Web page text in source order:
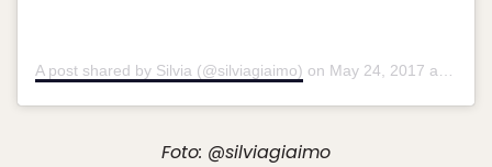
A post shared by Silvia (@silviagiaimo) on May 24, 2017 at 2:05pm PDT
Foto: @silviagiaimo